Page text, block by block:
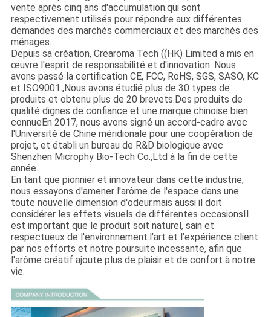
vente après cinq ans d'accumulation.qui sont
respectivement utilisés pour répondre aux différentes
demandes des marchés commerciaux et des marchés des
ménages.
Depuis sa création, Crearoma Tech ((HK) Limited a mis en
œuvre l'esprit de responsabilité et d'innovation. Nous
avons passé la certification CE, FCC, RoHS, SGS, SASO, KC
et ISO9001.,Nous avons étudié plus de 30 types de
produits et obtenu plus de 20 brevets.Des produits de
qualité dignes de confiance et une marque chinoise bien
connueEn 2017, nous avons signé un accord-cadre avec
l'Université de Chine méridionale pour une coopération de
projet, et établi un bureau de R&D biologique avec
Shenzhen Microphy Bio-Tech Co.,Ltd à la fin de cette
année.
En tant que pionnier et innovateur dans cette industrie,
nous essayons d'amener l'arôme de l'espace dans une
toute nouvelle dimension d'odeur.mais aussi il doit
considérer les effets visuels de différentes occasionsIl
est important que le produit soit naturel, sain et
respectueux de l'environnement.l'art et l'expérience client
par nos efforts et notre poursuite incessante, afin que
l'arôme créatif ajoute plus de plaisir et de confort à notre
vie.